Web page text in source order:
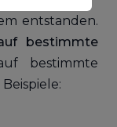
entstanden.
bestimmte
bestimmte